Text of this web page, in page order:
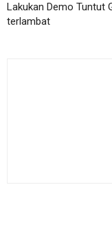
Lakukan Demo Tuntut
terlambat